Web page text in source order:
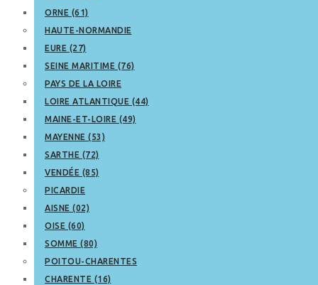
ORNE (61)
HAUTE-NORMANDIE
EURE (27)
SEINE MARITIME (76)
PAYS DE LA LOIRE
LOIRE ATLANTIQUE (44)
MAINE-ET-LOIRE (49)
MAYENNE (53)
SARTHE (72)
VENDÉE (85)
PICARDIE
AISNE (02)
OISE (60)
SOMME (80)
POITOU-CHARENTES
CHARENTE (16)